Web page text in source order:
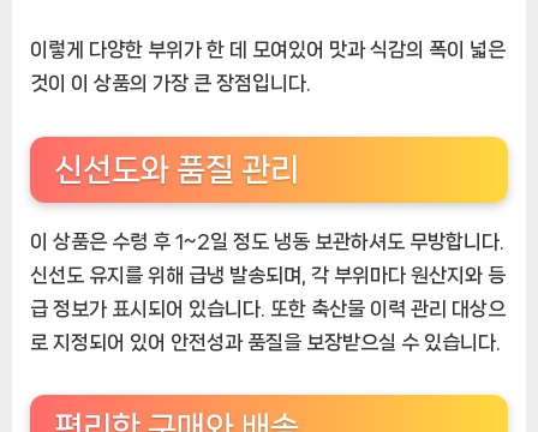
이렇게 다양한 부위가 한 데 모여있어 맛과 식감의 폭이 넓은
것이 이 상품의 가장 큰 장점입니다.
신선도와 품질 관리
이 상품은 수령 후 1~2일 정도 냉동 보관하셔도 무방합니다.
신선도 유지를 위해 급냉 발송되며, 각 부위마다 원산지와 등
급 정보가 표시되어 있습니다. 또한 축산물 이력 관리 대상으
로 지정되어 있어 안전성과 품질을 보장받으실 수 있습니다.